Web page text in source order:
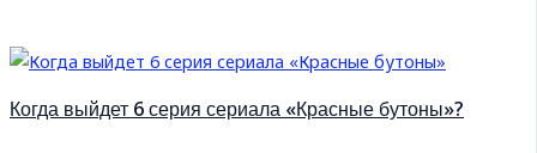
Когда выйдет 6 серия сериала «Красные бутоны»?